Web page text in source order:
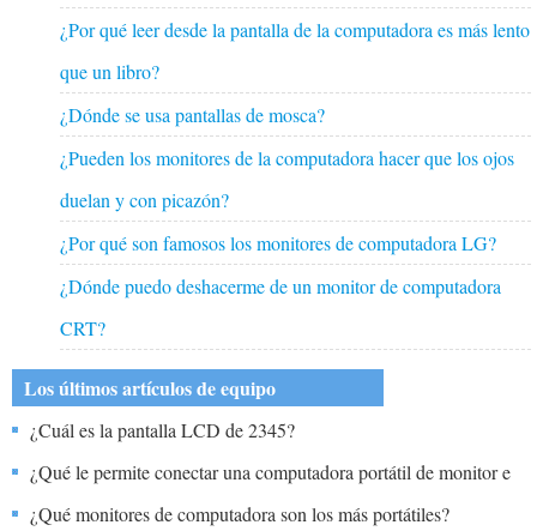
¿Por qué leer desde la pantalla de la computadora es más lento
que un libro?
¿Dónde se usa pantallas de mosca?
¿Pueden los monitores de la computadora hacer que los ojos
duelan y con picazón?
¿Por qué son famosos los monitores de computadora LG?
¿Dónde puedo deshacerme de un monitor de computadora
CRT?
Los últimos artículos de equipo
¿Cuál es la pantalla LCD de 2345?
¿Qué le permite conectar una computadora portátil de monitor e
impresora a través de una conexión en lugar de conectar
¿Qué monitores de computadora son los más portátiles?